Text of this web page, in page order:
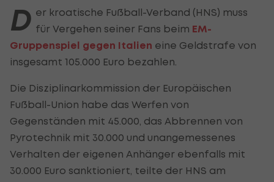
D er kroatische Fußball-Verband (HNS) muss
für Vergehen seiner Fans beim EM-
Gruppenspiel gegen Italien eine Geldstrafe von
insgesamt 105.000 Euro bezahlen.
Die Disziplinarkommission der Europäischen
Fußball-Union habe das Werfen von
Gegenständen mit 45.000, das Abbrennen von
Pyrotechnik mit 30.000 und unangemessenes
Verhalten der eigenen Anhänger ebenfalls mit
30.000 Euro sanktioniert, teilte der HNS am